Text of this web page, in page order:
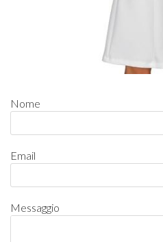
Nome
Email
Messaggio